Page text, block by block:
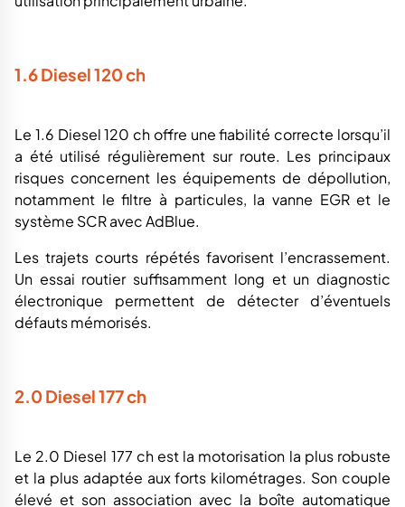
1.6 Diesel 120 ch
Le 1.6 Diesel 120 ch offre une fiabilité correcte lorsqu’il
a été utilisé régulièrement sur route. Les principaux
risques concernent les équipements de dépollution,
notamment le filtre à particules, la vanne EGR et le
système SCR avec AdBlue.
Les trajets courts répétés favorisent l’encrassement.
Un essai routier suffisamment long et un diagnostic
électronique permettent de détecter d’éventuels
défauts mémorisés.
2.0 Diesel 177 ch
Le 2.0 Diesel 177 ch est la motorisation la plus robuste
et la plus adaptée aux forts kilométrages. Son couple
élevé et son association avec la boîte automatique